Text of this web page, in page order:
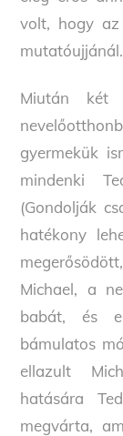
volt, hogy
mutatóujjánál.
Miután két
gyermekük
mindenki
(Gondolják
hatékony
Michael, a
babát, és
bámulatos
ellazult
hatására
megvárta,